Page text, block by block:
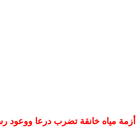
أزمة مياه خانقة تضرب درعا ووعود